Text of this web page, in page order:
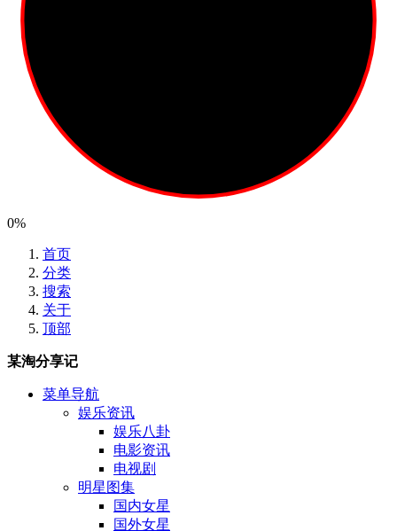
0%
首页
分类
搜索
关于
顶部
某淘分享记
菜单导航
娱乐资讯
娱乐八卦
电影资讯
电视剧
明星图集
国内女星
国外女星